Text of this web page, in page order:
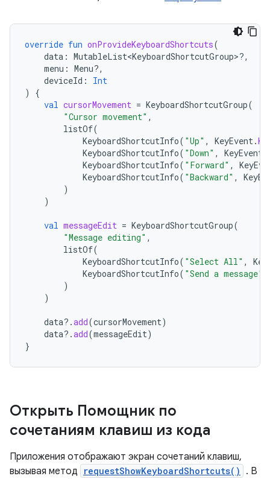
override fun onProvideKeyboardShortcuts(
data : MutableList<KeyboardShortcutGroup>?,
menu : Menu?,
deviceId :
Int
)
{
val cursorMovement = KeyboardShortcutGroup(
"Cursor movement" ,
listOf(
KeyboardShortcutInfo( "Up" , KeyEvent.
KeyboardShortcutInfo( "Down" , KeyEvent
KeyboardShortcutInfo( "Forward" ,
KeyboardShortcutInfo( "Backward" ,
)
)
val messageEdit = KeyboardShortcutGroup(
"Message editing" ,
listOf(
KeyboardShortcutInfo( "Select All" ,
KeyboardShortcutInfo( "Send a message"
)
)
data?.add(cursorMovement)
data?.add(messageEdit)
}
Открыть Помощник по
сочетаниям клавиш из кода
Приложения отображают экран сочетаний клавиш,
вызывая метод
requestShowKeyboardShortcuts()
. В